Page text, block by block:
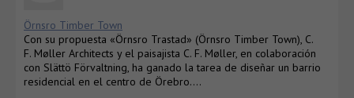
Örnsro Timber Town
Con su propuesta «Örnsro Trastad» (Örnsro Timber Town), C.
F. Møller Architects y el paisajista C. F. Møller, en colaboración
con Slättö Förvaltning, ha ganado la tarea de diseñar un barrio
residencial en el centro de Örebro….